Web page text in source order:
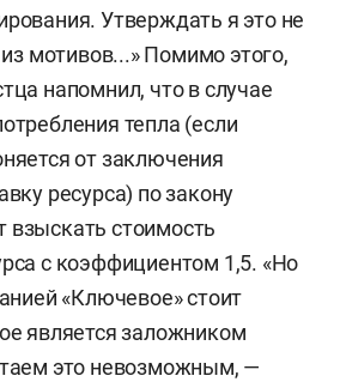
Утверждать я это не
мотивов...» Помимо этого,
напомнил, что в случае
тепла (если
от заключения
ресурса) по закону
стоимость
с коэффициентом 1,5. «Но
«Ключевое» стоит
является заложником
это невозможным, —